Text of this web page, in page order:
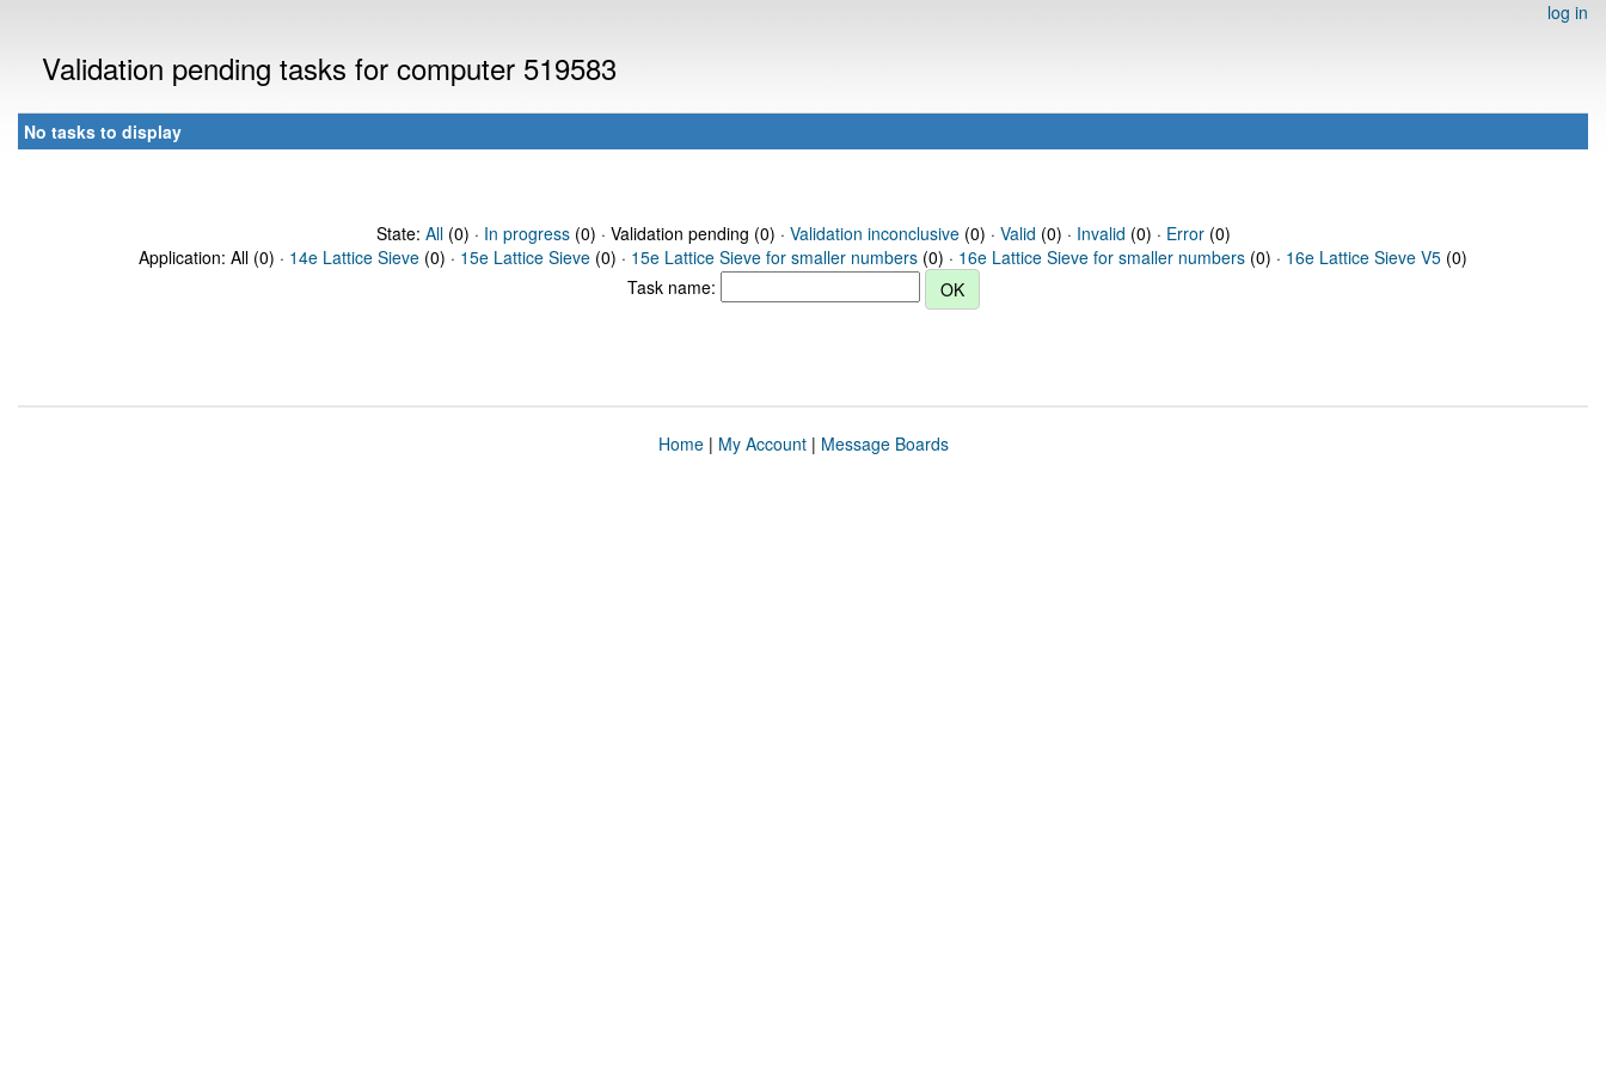
log in
Validation pending tasks for computer 519583
No tasks to display
State: All(0) · In progress(0) · Validation pending (0) · Validation inconclusive(0) · Valid (0) · Invalid (0) · Error(0)
Application: All (0) · 14e Lattice Sieve (0) · 15e Lattice Sieve (0) · 15e Lattice Sieve for smaller numbers (0) · 16e Lattice Sieve for smaller numbers (0) · 16e Lattice Sieve V5 (0)
Task name:
Home| My Account| Message Boards